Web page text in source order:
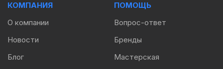
КОМПАНИЯ
О компании
Новости
Блог
ПОМОЩЬ
Вопрос-ответ
Бренды
Мастерская